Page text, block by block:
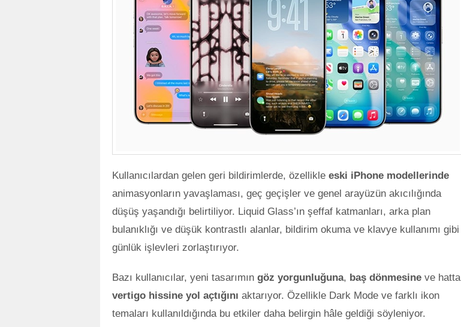
Kullanıcılardan gelen geri bildirimlerde, özellikle eski iPhone modellerinde
animasyonların yavaşlaması, geç geçişler ve genel arayüzün akıcılığında
düşüş yaşandığı belirtiliyor. Liquid Glass’ın şeffaf katmanları, arka plan
bulanıklığı ve düşük kontrastlı alanlar, bildirim okuma ve klavye kullanımı gibi
günlük işlevleri zorlaştırıyor.
Bazı kullanıcılar, yeni tasarımın göz yorgunluğuna, baş dönmesine ve hatta
vertigo hissine yol açtığını aktarıyor. Özellikle Dark Mode ve farklı ikon
temaları kullanıldığında bu etkiler daha belirgin hâle geldiği söyleniyor.